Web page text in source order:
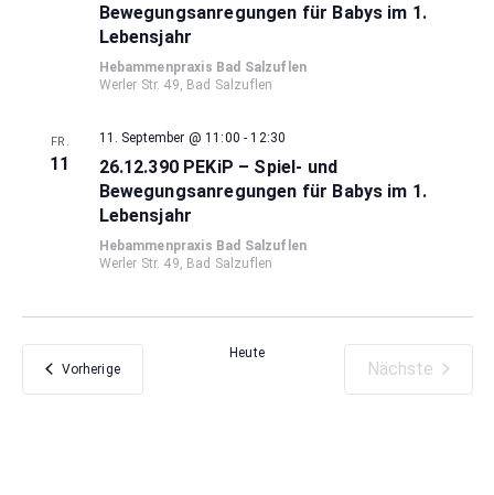
Bewegungsanregungen für Babys im 1.
Lebensjahr
Hebammenpraxis Bad Salzuflen
Werler Str. 49, Bad Salzuflen
FR.
11
11. September @ 11:00 - 12:30
26.12.390 PEKiP – Spiel- und
Bewegungsanregungen für Babys im 1.
Lebensjahr
Hebammenpraxis Bad Salzuflen
Werler Str. 49, Bad Salzuflen
VorherigeVeranstaltungen
Heute
Nächste